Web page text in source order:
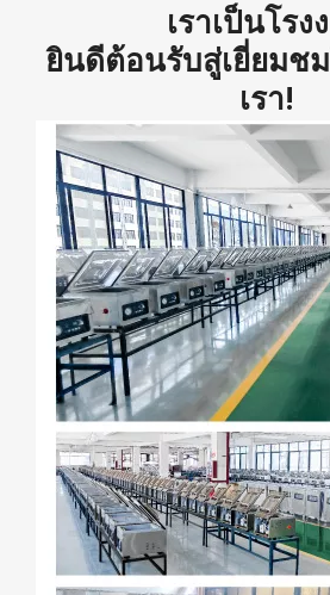
เราเป็นโรง
ยินดีต้อนรับสู่เยี่ยมช
เรา!